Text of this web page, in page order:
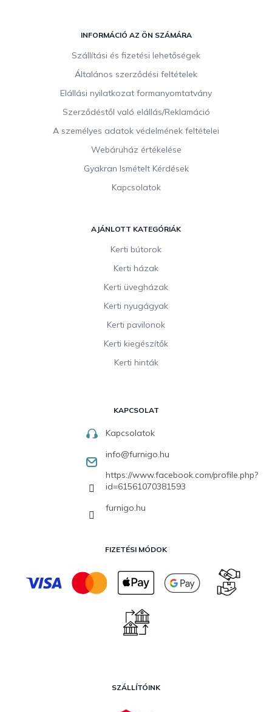
INFORMÁCIÓ AZ ÖN SZÁMÁRA
Szállítási és fizetési lehetőségek
Általános szerződési feltételek
Elállási nyilatkozat formanyomtatvány
Szerződéstől való elállás/Reklamáció
A személyes adatok védelmének feltételei
Webáruház értékelése
Gyakran Ismételt Kérdések
Kapcsolatok
AJÁNLOTT KATEGÓRIÁK
Kerti bútorok
Kerti házak
Kerti üvegházak
Kerti nyugágyak
Kerti pavilonok
Kerti kiegészítők
Kerti hinták
KAPCSOLAT
Kapcsolatok
info@furnigo.hu
https://www.facebook.com/profile.php?
id=61561070381593
furnigo.hu
FIZETÉSI MÓDOK
SZÁLLÍTÓINK